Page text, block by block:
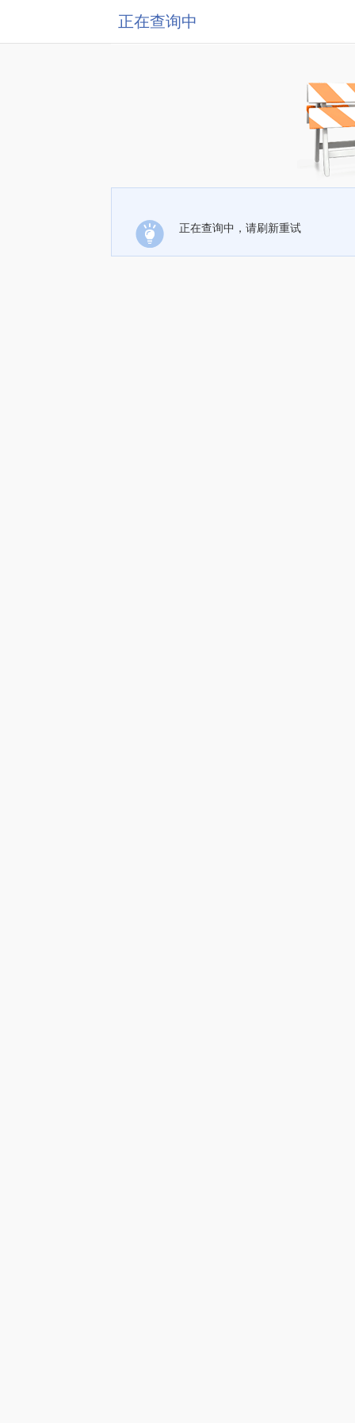
正在查询中
正在查询中，请刷新重试